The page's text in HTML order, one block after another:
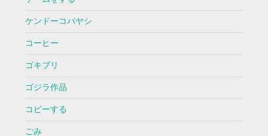
ケンドーコバヤシ
コーヒー
ゴキブリ
ゴジラ作品
コピーする
ごみ